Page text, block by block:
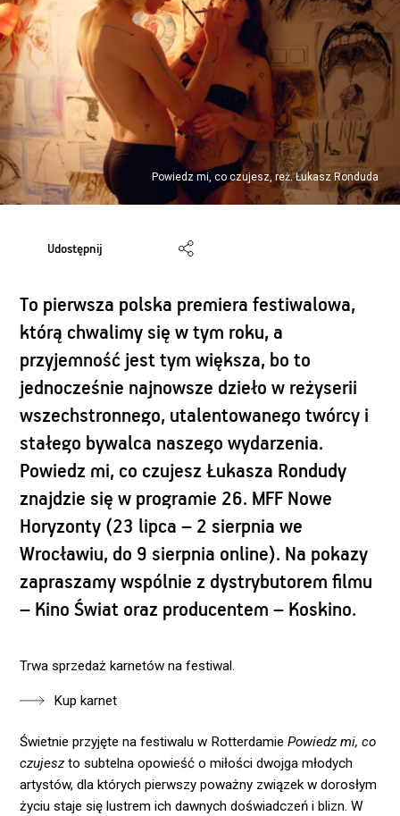
Powiedz mi, co czujesz, reż. Łukasz Ronduda
Udostępnij
To pierwsza polska premiera festiwalowa,
którą chwalimy się w tym roku, a
przyjemność jest tym większa, bo to
jednocześnie najnowsze dzieło w reżyserii
wszechstronnego, utalentowanego twórcy i
stałego bywalca naszego wydarzenia.
Powiedz mi, co czujesz Łukasza Rondudy
znajdzie się w programie 26. MFF Nowe
Horyzonty (23 lipca – 2 sierpnia we
Wrocławiu, do 9 sierpnia online). Na pokazy
zapraszamy wspólnie z dystrybutorem filmu
– Kino Świat oraz producentem – Koskino.
Trwa sprzedaż karnetów na festiwal.
Kup karnet
Świetnie przyjęte na festiwalu w RotterdamiePowiedz mi, co
czujeszto subtelna opowieść o miłości dwojga młodych
artystów, dla których pierwszy poważny związek w dorosłym
życiu staje się lustrem ich dawnych doświadczeń i blizn. W